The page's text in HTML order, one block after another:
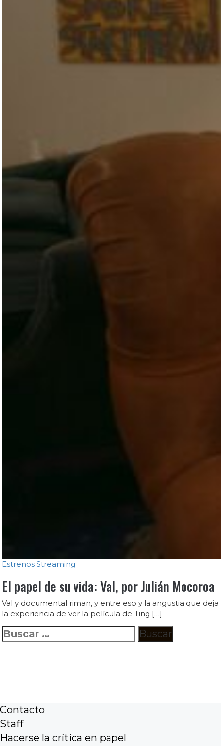
Estrenos Streaming
El papel de su vida: Val, por Julián Mocoroa
Val y documental riman, y entre eso y la angustia que deja
la experiencia de ver la película de Ting […]
Buscar:
Contacto
Staff
Hacerse la crítica en papel